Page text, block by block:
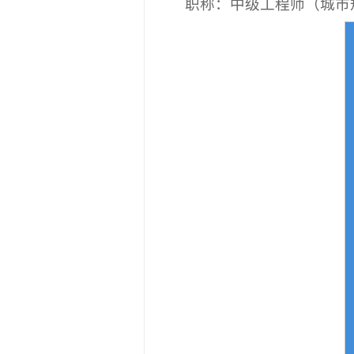
职称：中级工程师（城